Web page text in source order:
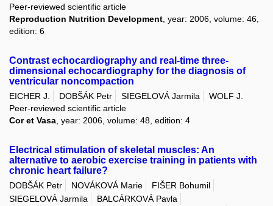
Peer-reviewed scientific article
Reproduction Nutrition Development , year: 2006, volume: 46,
edition: 6
Contrast echocardiography and real-time three-
dimensional echocardiography for the diagnosis of
ventricular noncompaction
EICHER J. DOBŠÁK Petr SIEGELOVÁ Jarmila
WOLF J.
Peer-reviewed scientific article
Cor et Vasa , year: 2006, volume: 48, edition: 4
Electrical stimulation of skeletal muscles: An
alternative to aerobic exercise training in patients with
chronic heart failure?
DOBŠÁK Petr NOVÁKOVÁ Marie
FIŠER Bohumil
SIEGELOVÁ Jarmila
BALCÁRKOVÁ Pavla